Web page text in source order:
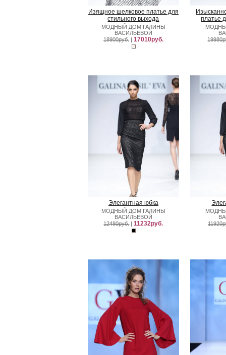
Изящное шелковое платье для
стильного выхода
МОДНЫЙ ДОМ ГАЛИНЫ
ВАСИЛЬЕВОЙ
18900руб. | 17010руб.
платье
Элегантная юбка
МОДНЫЙ ДОМ ГАЛИНЫ
ВАСИЛЬЕВОЙ
12480руб.|11232руб.